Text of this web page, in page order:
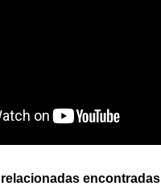
encontradas